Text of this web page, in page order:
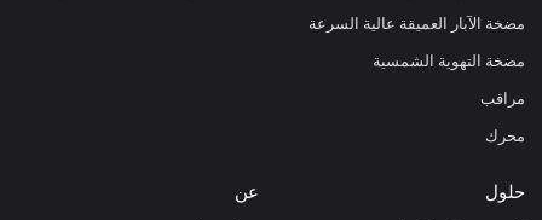
مضخة الآبار العميقة عالية السرعة
مضخة التهوية الشمسية
مراقب
محرك
حلول عن